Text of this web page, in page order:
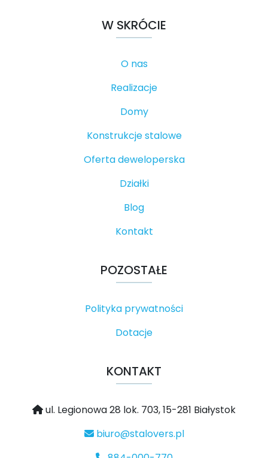
W SKRÓCIE
O nas
Realizacje
Domy
Konstrukcje stalowe
Oferta deweloperska
Działki
Blog
Kontakt
POZOSTAŁE
Polityka prywatności
Dotacje
KONTAKT
ul. Legionowa 28 lok. 703, 15-281 Białystok
biuro@stalovers.pl